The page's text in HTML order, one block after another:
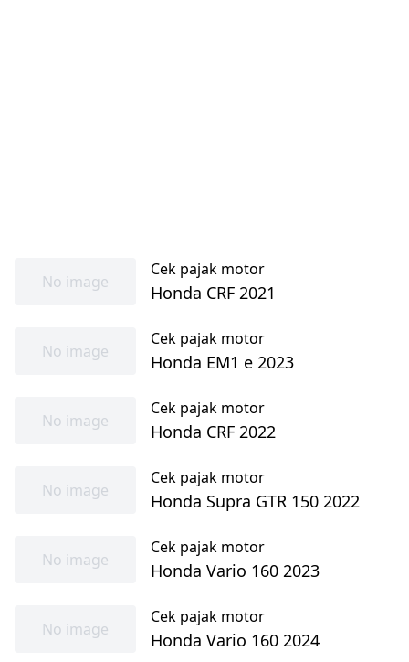
No image
Cek pajak motor
Honda CRF 2021
No image
Cek pajak motor
Honda EM1 e 2023
No image
Cek pajak motor
Honda CRF 2022
No image
Cek pajak motor
Honda Supra GTR 150 2022
No image
Cek pajak motor
Honda Vario 160 2023
No image
Cek pajak motor
Honda Vario 160 2024